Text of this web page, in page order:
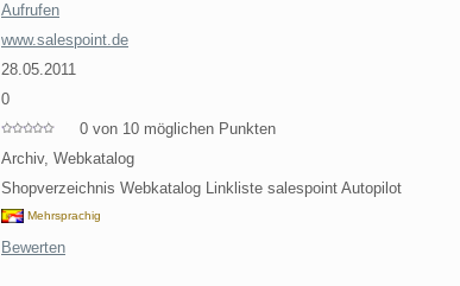
Aufrufen
www.salespoint.de
28.05.2011
0
0 von 10 möglichen Punkten
Archiv, Webkatalog
Shopverzeichnis Webkatalog Linkliste salespoint Autopilot
Mehrsprachig
Bewerten